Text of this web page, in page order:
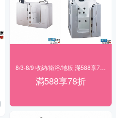
滿588享78折